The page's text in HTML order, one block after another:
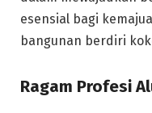
esensial bagi
bangunan berdiri
Ragam Profesi